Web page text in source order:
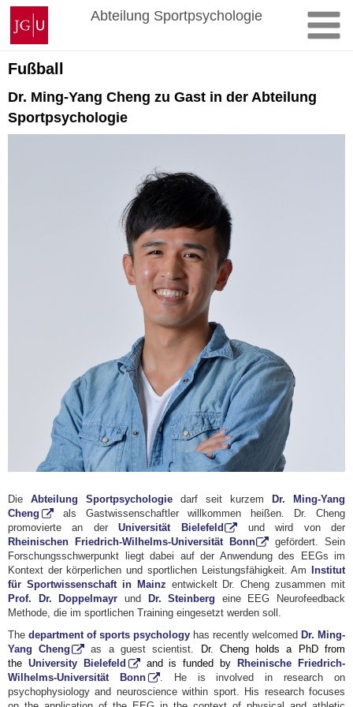
Zum
Inhalt
springen
Johannes
Gutenberg-
Universität
Mainz
Abteilung Sportpsychologie
Fußball
Dr. Ming-Yang Cheng zu Gast in der Abteilung
Sportpsychologie
Die Abteilung Sportpsychologie darf seit kurzem Dr. Ming-Yang
Cheng
als Gastwissenschaftler willkommen heißen. Dr. Cheng
promovierte an derUniversität Bielefeld
und wird von der
Rheinischen Friedrich-Wilhelms-Universität Bonn
gefördert. Sein
Forschungsschwerpunkt liegt dabei auf der Anwendung des EEGs im
Kontext der körperlichen und sportlichen Leistungsfähigkeit. Am
Institut
für Sportwissenschaft in Mainz entwickelt Dr. Cheng zusammen mit
Prof. Dr. Doppelmayr und Dr. Steinberg eine EEG Neurofeedback
Methode, die im sportlichen Training eingesetzt werden soll.
The department of sports psychology has recently welcomed Dr. Ming-
Yang Cheng
as a guest scientist.
Dr. Cheng holds a PhD from
the University Bielefeld and is funded by
Rheinische Friedrich-
Wilhelms-Universität Bonn
. He is involved in research on
psychophysiology and neuroscience within sport. His research focuses